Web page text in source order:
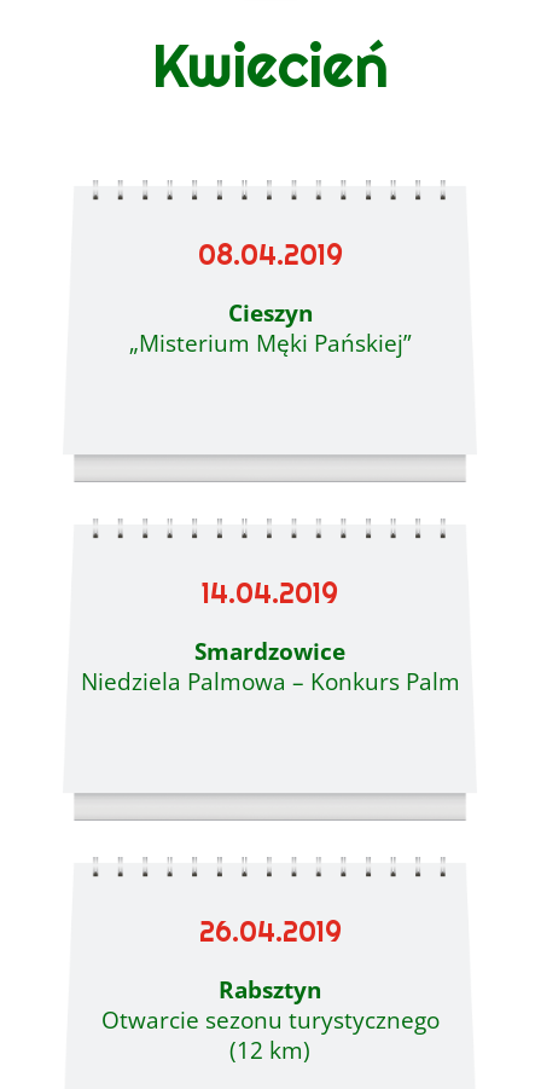
Kwiecień
08.04.2019
Cieszyn
„Misterium Męki Pańskiej”
14.04.2019
Smardzowice
Niedziela Palmowa – Konkurs Palm
26.04.2019
Rabsztyn
Otwarcie sezonu turystycznego
(12 km)